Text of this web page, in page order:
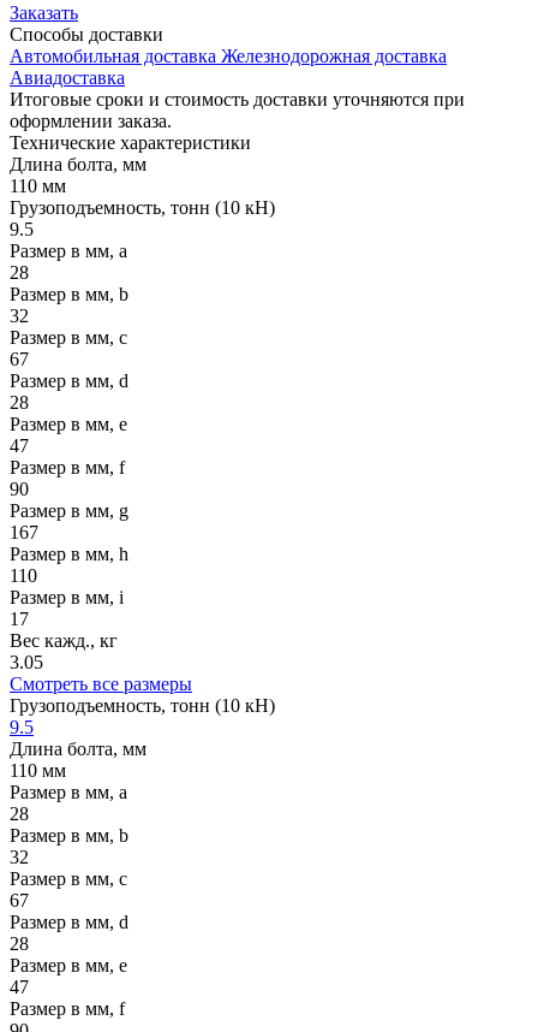
Заказать
Способы доставки
Автомобильная доставка Железнодорожная доставка
Авиадоставка
Итоговые сроки и стоимость доставки уточняются при
оформлении заказа.
Технические характеристики
Длина болта, мм
110 мм
Грузоподъемность, тонн (10 кН)
9.5
Размер в мм, a
28
Размер в мм, b
32
Размер в мм, c
67
Размер в мм, d
28
Размер в мм, e
47
Размер в мм, f
90
Размер в мм, g
167
Размер в мм, h
110
Размер в мм, i
17
Вес кажд., кг
3.05
Смотреть все размеры
Грузоподъемность, тонн (10 кН)
9.5
Длина болта, мм
110 мм
Размер в мм, a
28
Размер в мм, b
32
Размер в мм, c
67
Размер в мм, d
28
Размер в мм, e
47
Размер в мм, f